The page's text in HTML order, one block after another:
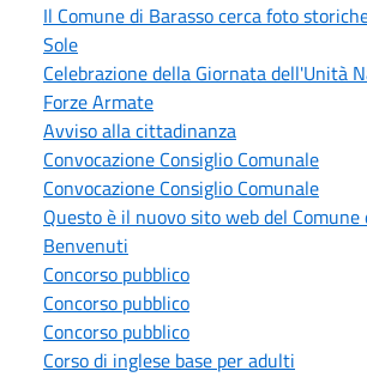
Il Comune di Barasso cerca foto
Sole
Celebrazione della Giornata dell'Unità
Forze Armate
Avviso alla cittadinanza
Convocazione Consiglio Comunale
Convocazione Consiglio Comunale
Questo è il nuovo sito web del Comune
Benvenuti
Concorso pubblico
Concorso pubblico
Concorso pubblico
Corso di inglese base per adulti